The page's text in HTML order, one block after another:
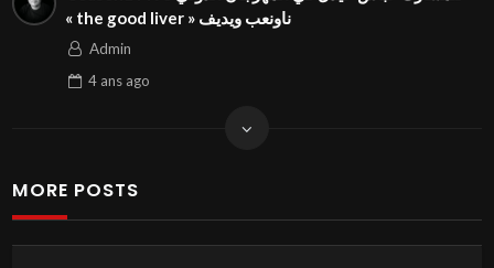
« the good liver » فيديو بعنوان⁩⁩
Admin
4 ansago
MORE POSTS